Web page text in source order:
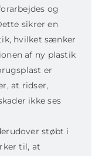
og
sikrer en
hvilket sænker
af ny plastik
er
at ridser,
ikke ses
støbt i
til, at